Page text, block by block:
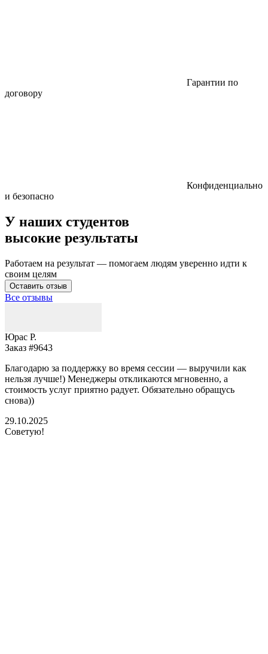
Гарантии по
договору
Конфиденциально
и безопасно
У наших студентов
высокие результаты
Работаем на результат — помогаем людям уверенно идти к
своим целям
Оставить отзыв
Все отзывы
Юрас Р.
Заказ #9643
Благодарю за поддержку во время сессии — выручили как
нельзя лучше!) Менеджеры откликаются мгновенно, а
стоимость услуг приятно радует. Обязательно обращусь
снова))
29.10.2025
Советую!